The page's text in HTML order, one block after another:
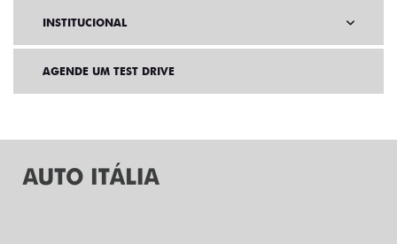
INSTITUCIONAL
AGENDE UM TEST DRIVE